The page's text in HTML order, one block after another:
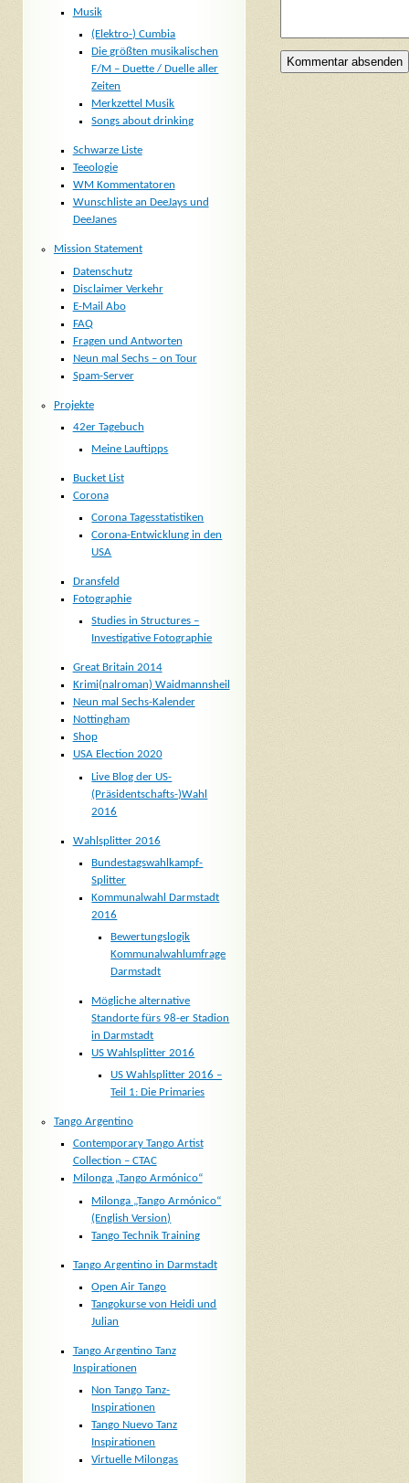
Musik
(Elektro-) Cumbia
Die größten musikalischen
F/M – Duette / Duelle aller
Zeiten
Merkzettel Musik
Songs about drinking
Schwarze Liste
Teeologie
WM Kommentatoren
Wunschliste an DeeJays und
DeeJanes
Mission Statement
Datenschutz
Disclaimer Verkehr
E-Mail Abo
FAQ
Fragen und Antworten
Neun mal Sechs – on Tour
Spam-Server
Projekte
42er Tagebuch
Meine Lauftipps
Bucket List
Corona
Corona Tagesstatistiken
Corona-Entwicklung in den
USA
Dransfeld
Fotographie
Studies in Structures –
Investigative Fotographie
Great Britain 2014
Krimi(nalroman) Waidmannsheil
Neun mal Sechs-Kalender
Nottingham
Shop
USA Election 2020
Live Blog der US-
(Präsidentschafts-)Wahl
2016
Wahlsplitter 2016
Bundestagswahlkampf-
Splitter
Kommunalwahl Darmstadt
2016
Bewertungslogik
Kommunalwahlumfrage
Darmstadt
Mögliche alternative
Standorte fürs 98-er Stadion
in Darmstadt
US Wahlsplitter 2016
US Wahlsplitter 2016 –
Teil 1: Die Primaries
Tango Argentino
Contemporary Tango Artist
Collection – CTAC
Milonga „Tango Armónico“
Milonga „Tango Armónico“
(English Version)
Tango Technik Training
Tango Argentino in Darmstadt
Open Air Tango
Tangokurse von Heidi und
Julian
Tango Argentino Tanz
Inspirationen
Non Tango Tanz-
Inspirationen
Tango Nuevo Tanz
Inspirationen
Virtuelle Milongas